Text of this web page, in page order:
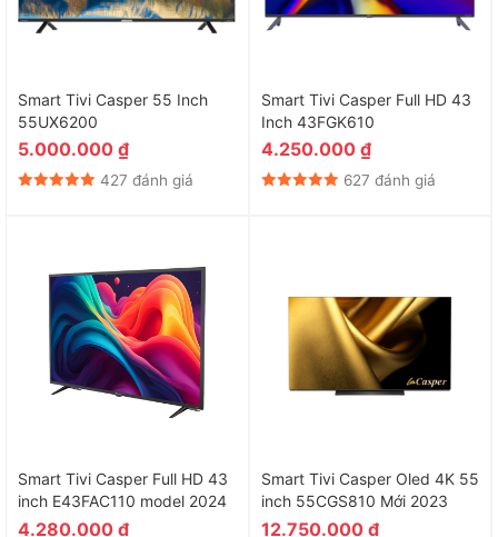
Smart Tivi Casper 55 Inch
55UX6200
5.000.000 ₫
427 đánh giá
Smart Tivi Casper Full HD 43
Inch 43FGK610
4.250.000 ₫
627 đánh giá
Smart Tivi Casper Full HD 43
inch E43FAC110 model 2024
4.280.000 ₫
Smart Tivi Casper Oled 4K 55
inch 55CGS810 Mới 2023
12.750.000 ₫